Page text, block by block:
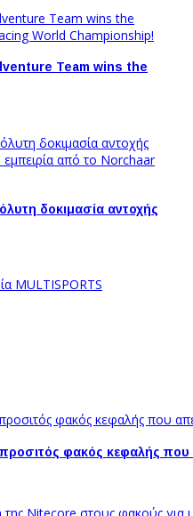
Team wins the
δοκιμασία αντοχής
MULTISPORTS
φακός κεφαλής